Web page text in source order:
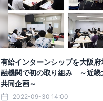
有給インターンシップを大阪府
融機関で初の取り組み ～近畿
共同企画～
2022-09-30 14:00